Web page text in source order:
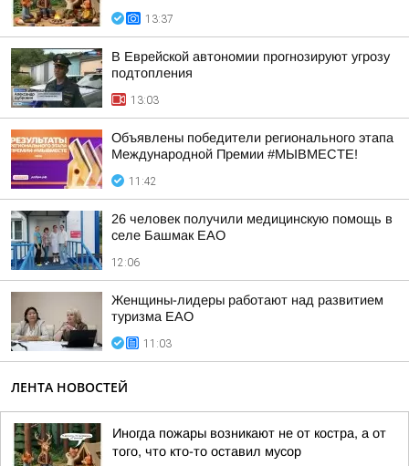
13:37
В Еврейской автономии прогнозируют угрозу
подтопления
13:03
Объявлены победители регионального этапа
Международной Премии #МЫВМЕСТЕ!
11:42
26 человек получили медицинскую помощь в
селе Башмак ЕАО
12:06
Женщины-лидеры работают над развитием
туризма ЕАО
11:03
ЛЕНТА НОВОСТЕЙ
Иногда пожары возникают не от костра, а от
того, что кто-то оставил мусор